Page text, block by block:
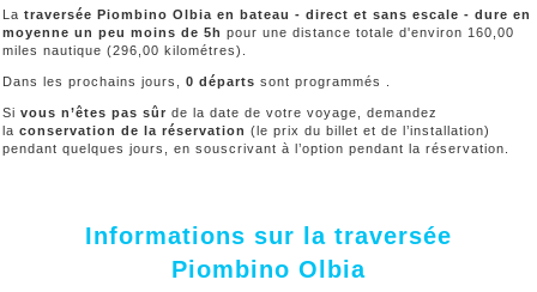
La traversée Piombino Olbia en bateau - direct et sans escale - dure en
moyenne un peu moins de 5h pour une distance totale d'environ 160,00
miles nautique (296,00 kilométres).
Dans les prochains jours, 0 départs sont programmés .
Si vous n’êtes pas sûr de la date de votre voyage, demandez
la conservation de la réservation (le prix du billet et de l’installation)
pendant quelques jours, en souscrivant à l’option pendant la réservation.
Informations sur la traversée
Piombino Olbia